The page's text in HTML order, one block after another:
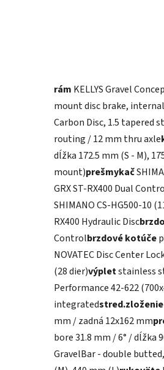
rám KELLYS Gravel
mount disc brake,
Carbon Disc, 1.5 tapered
routing / 12 mm thru axle
dĺžka 172.5 mm (S - M),
mount)prešmykač
GRX ST-RX400 Dual
SHIMANO CS-HG500-10
RX400 Hydraulic Disc
Controlbrzdové kotúče
NOVATEC Disc Center
(28 dier)výpletstainless
Performance 42-622
integratedstred.zloženie
mm / zadná 12x162 mm
bore 31.8 mm / 6° / dĺžka
GravelBar - double